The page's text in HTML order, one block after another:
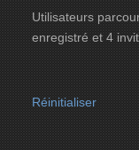
Utilisateurs
enregistré et 4
Réinitialiser